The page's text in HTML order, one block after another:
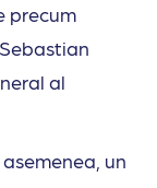
precum
al
un